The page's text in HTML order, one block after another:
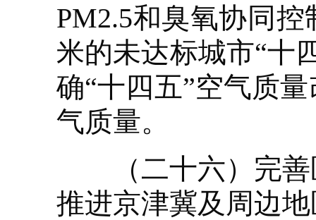
PM2.5和臭氧协同控
米的未达标城市“十
确“十四五”空气质
气质量。
（二十六）完善
推进京津冀及周边